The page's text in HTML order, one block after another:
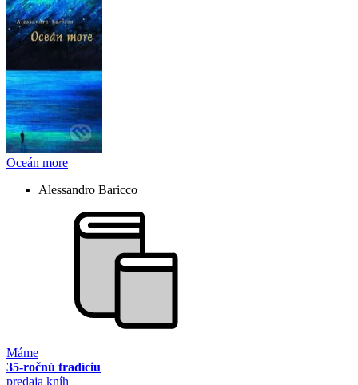
Oceán more
Alessandro Baricco
Máme
35-ročnú tradíciu
predaja kníh